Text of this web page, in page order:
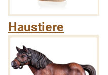
Haustiere